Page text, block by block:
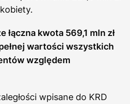
łączna kwota 569,1 mln zł
wartości wszystkich
względem
wpisane do KRD